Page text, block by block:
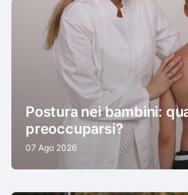
Postura nei bambini:
preoccuparsi?
07 Ago 2026